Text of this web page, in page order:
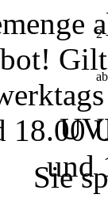
2
Sie
18.00
und